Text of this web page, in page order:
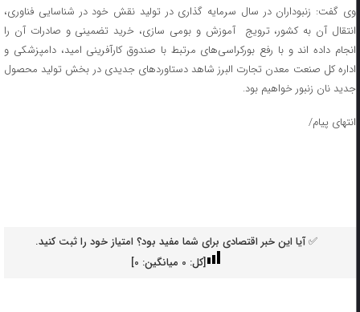
وی گفت: زنبوداران در سال سرمایه گذاری در تولید نقش خود در شناسایی فناوری،
انتقال آن به کشور، ترویج آموزش و بومی سازی، خرید تضمینی و صادرات آن را
انجام داده اند و با رفع بورکراسی‌های مرتبط با صندوق کارآفرینی امید، دامپزشکی و
اداره کل صنعت معدن تجارت البرز شاهد دستاوردهای جدیدی در بخش تولید محصول
جدید نان زنبور خواهیم بود.
انتهای پیام/
✅ آیا این خبر اقتصادی برای شما مفید بود؟ امتیاز خود را ثبت کنید.
[کل: 0میانگین: 0
]